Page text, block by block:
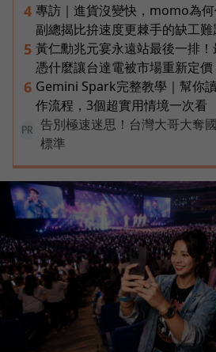
4 專訪｜進貨沒變快，momo為
副總揭比拚速度更棘手的缺工難
5 黃仁勳兆元宴永遠站最後一排！
憑什麼讓台達電被市場重新定價
6 Gemini Spark完整教學｜幫你
作流程，3個超實用情境一次看
PR
告別極速迷思！台灣大哥大奪
標準